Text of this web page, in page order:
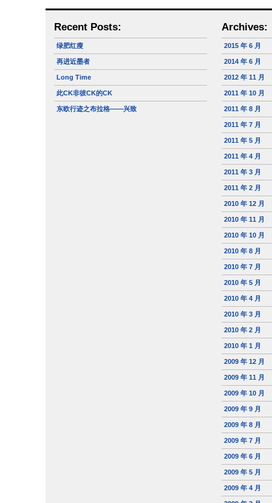
Recent Posts:
绿肥红瘦
再进近墨者
Long Time
此CK非彼CK的CK
东欧行迹之布拉格——兴致
Archives:
2015 年 6 月
2014 年 6 月
2012 年 11 月
2011 年 10 月
2011 年 8 月
2011 年 7 月
2011 年 5 月
2011 年 4 月
2011 年 3 月
2011 年 2 月
2010 年 12 月
2010 年 11 月
2010 年 10 月
2010 年 8 月
2010 年 7 月
2010 年 5 月
2010 年 4 月
2010 年 3 月
2010 年 2 月
2010 年 1 月
2009 年 12 月
2009 年 11 月
2009 年 10 月
2009 年 9 月
2009 年 8 月
2009 年 7 月
2009 年 6 月
2009 年 5 月
2009 年 4 月